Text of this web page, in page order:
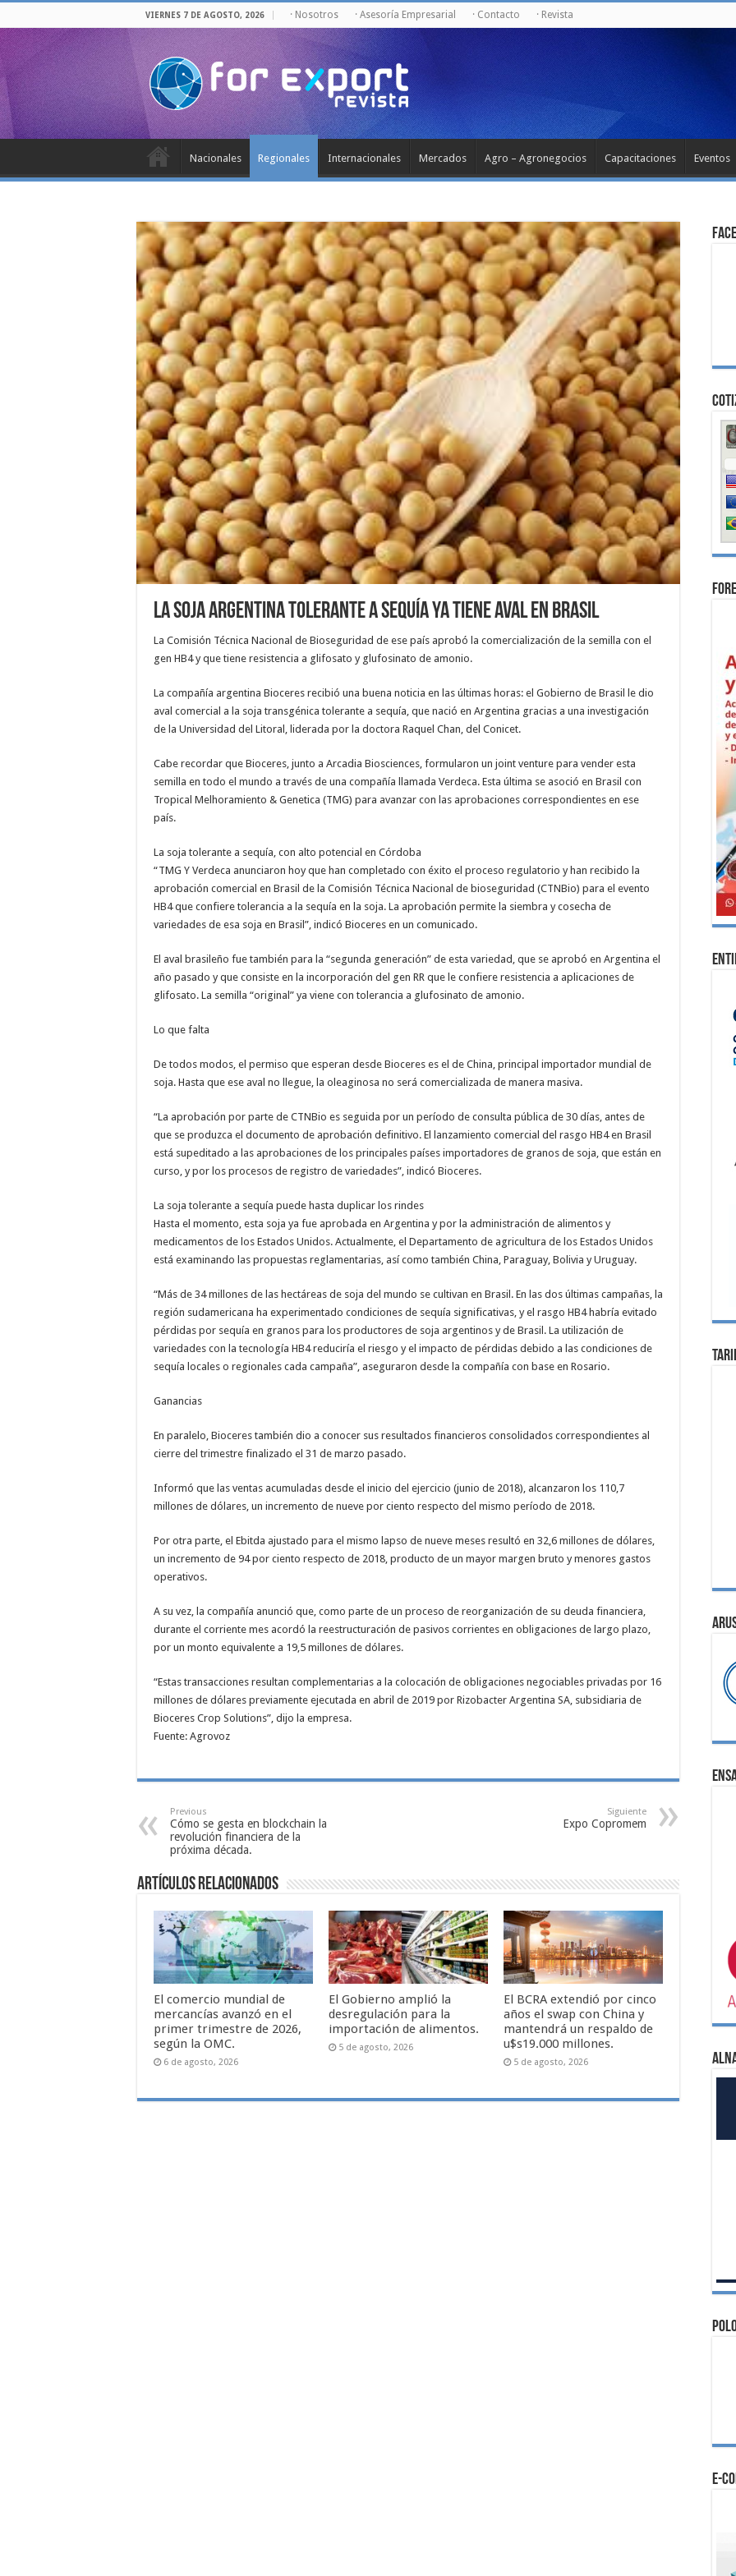
VIERNES 7 DE AGOSTO, 2026 · Nosotros · Asesoría Empresarial · Contacto · Revista
Nacionales Regionales Internacionales Mercados Agro – Agronegocios Capacitaciones Eventos
La soja argentina tolerante a sequía ya tiene aval en Brasil
La Comisión Técnica Nacional de Bioseguridad de ese país aprobó la comercialización de la semilla con el
gen HB4 y que tiene resistencia a glifosato y glufosinato de amonio.
La compañía argentina Bioceres recibió una buena noticia en las últimas horas: el Gobierno de Brasil le dio
aval comercial a la soja transgénica tolerante a sequía, que nació en Argentina gracias a una investigación
de la Universidad del Litoral, liderada por la doctora Raquel Chan, del Conicet.
Cabe recordar que Bioceres, junto a Arcadia Biosciences, formularon un joint venture para vender esta
semilla en todo el mundo a través de una compañía llamada Verdeca. Esta última se asoció en Brasil con
Tropical Melhoramiento & Genetica (TMG) para avanzar con las aprobaciones correspondientes en ese
país.
La soja tolerante a sequía, con alto potencial en Córdoba
“TMG Y Verdeca anunciaron hoy que han completado con éxito el proceso regulatorio y han recibido la
aprobación comercial en Brasil de la Comisión Técnica Nacional de bioseguridad (CTNBio) para el evento
HB4 que confiere tolerancia a la sequía en la soja. La aprobación permite la siembra y cosecha de
variedades de esa soja en Brasil”, indicó Bioceres en un comunicado.
El aval brasileño fue también para la “segunda generación” de esta variedad, que se aprobó en Argentina el
año pasado y que consiste en la incorporación del gen RR que le confiere resistencia a aplicaciones de
glifosato. La semilla “original” ya viene con tolerancia a glufosinato de amonio.
Lo que falta
De todos modos, el permiso que esperan desde Bioceres es el de China, principal importador mundial de
soja. Hasta que ese aval no llegue, la oleaginosa no será comercializada de manera masiva.
“La aprobación por parte de CTNBio es seguida por un período de consulta pública de 30 días, antes de
que se produzca el documento de aprobación definitivo. El lanzamiento comercial del rasgo HB4 en Brasil
está supeditado a las aprobaciones de los principales países importadores de granos de soja, que están en
curso, y por los procesos de registro de variedades”, indicó Bioceres.
La soja tolerante a sequía puede hasta duplicar los rindes
Hasta el momento, esta soja ya fue aprobada en Argentina y por la administración de alimentos y
medicamentos de los Estados Unidos. Actualmente, el Departamento de agricultura de los Estados Unidos
está examinando las propuestas reglamentarias, así como también China, Paraguay, Bolivia y Uruguay.
“Más de 34 millones de las hectáreas de soja del mundo se cultivan en Brasil. En las dos últimas campañas, la
región sudamericana ha experimentado condiciones de sequía significativas, y el rasgo HB4 habría evitado
pérdidas por sequía en granos para los productores de soja argentinos y de Brasil. La utilización de
variedades con la tecnología HB4 reduciría el riesgo y el impacto de pérdidas debido a las condiciones de
sequía locales o regionales cada campaña”, aseguraron desde la compañía con base en Rosario.
Ganancias
En paralelo, Bioceres también dio a conocer sus resultados financieros consolidados correspondientes al
cierre del trimestre finalizado el 31 de marzo pasado.
Informó que las ventas acumuladas desde el inicio del ejercicio (junio de 2018), alcanzaron los 110,7
millones de dólares, un incremento de nueve por ciento respecto del mismo período de 2018.
Por otra parte, el Ebitda ajustado para el mismo lapso de nueve meses resultó en 32,6 millones de dólares,
un incremento de 94 por ciento respecto de 2018, producto de un mayor margen bruto y menores gastos
operativos.
A su vez, la compañía anunció que, como parte de un proceso de reorganización de su deuda financiera,
durante el corriente mes acordó la reestructuración de pasivos corrientes en obligaciones de largo plazo,
por un monto equivalente a 19,5 millones de dólares.
“Estas transacciones resultan complementarias a la colocación de obligaciones negociables privadas por 16
millones de dólares previamente ejecutada en abril de 2019 por Rizobacter Argentina SA, subsidiaria de
Bioceres Crop Solutions”, dijo la empresa.
Fuente: Agrovoz
Previous
Cómo se gesta en blockchain la
revolución financiera de la
próxima década.
Siguiente
Expo Copromem
Artículos relacionados
El comercio mundial de
mercancías avanzó en el
primer trimestre de 2026,
según la OMC.
6 de agosto, 2026
El Gobierno amplió la
desregulación para la
importación de alimentos.
5 de agosto, 2026
El BCRA extendió por cinco
años el swap con China y
mantendrá un respaldo de
u$s19.000 millones.
5 de agosto, 2026
e-